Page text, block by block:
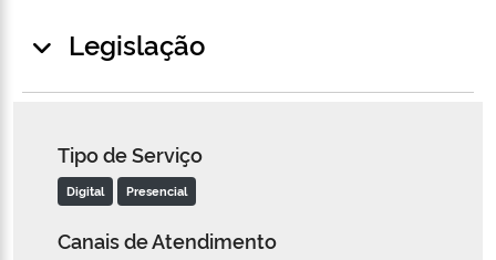
Legislação
Tipo de Serviço
Digital Presencial
Canais de Atendimento